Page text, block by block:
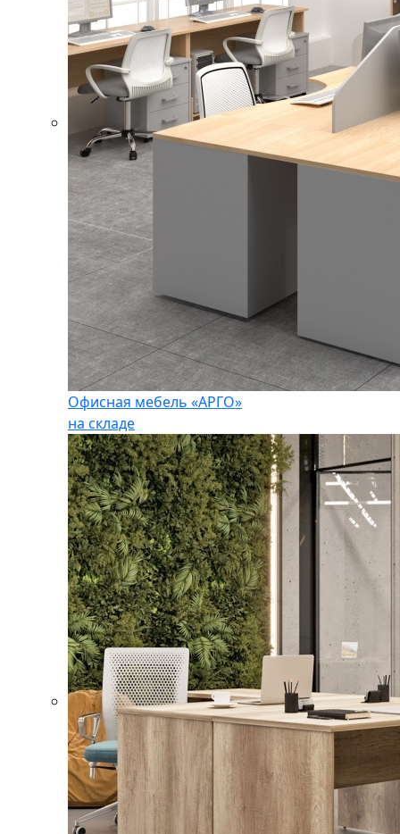
Офисная мебель «АРГО»
на складе